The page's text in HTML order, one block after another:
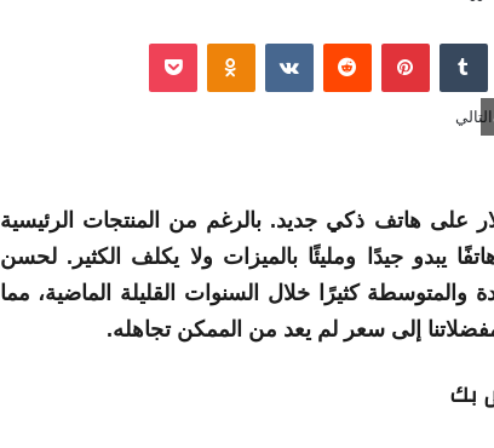
لينكدإن بينتيريست ‏VKontakte
هاتف ذكي جديد. بالرغم من المنتجات الرئيسية
يبدو جيدًا ومليئًا بالميزات ولا يكلف الكثير. لحسن
والمتوسطة كثيرًا خلال السنوات القليلة الماضية، مما
إلى سعر لم يعد من الممكن تجاهله.
بك